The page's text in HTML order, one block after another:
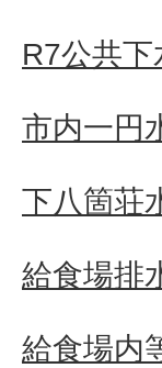
R7公共
市内一円
下八箇荘
給食場排
給食場内